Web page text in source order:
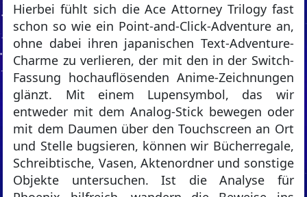
Hierbei fühlt sich die Ace Attorney Trilogy fast
schon so wie ein Point-and-Click-Adventure an,
ohne dabei ihren japanischen Text-Adventure-
Charme zu verlieren, der mit den in der Switch-
Fassung hochauflösenden Anime-Zeichnungen
glänzt. Mit einem Lupensymbol, das wir
entweder mit dem Analog-Stick bewegen oder
mit dem Daumen über den Touchscreen an Ort
und Stelle bugsieren, können wir Bücherregale,
Schreibtische, Vasen, Aktenordner und sonstige
Objekte untersuchen. Ist die Analyse für